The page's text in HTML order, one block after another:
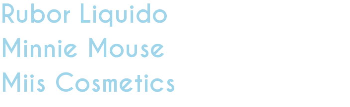
Rubor Liquido
Minnie Mouse
Miis Cosmetics